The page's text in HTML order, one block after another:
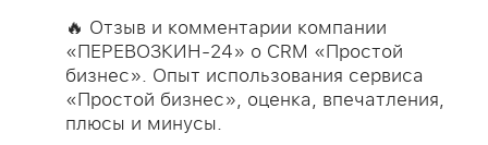
🔥 Отзыв и комментарии компании
«ПЕРЕВОЗКИН-24» о CRM «Простой
бизнес». Опыт использования сервиса
«Простой бизнес», оценка, впечатления,
плюсы и минусы.